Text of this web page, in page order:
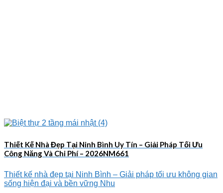
Thiết Kế Nhà Đẹp Tại Ninh Bình Uy Tín – Giải Pháp Tối Ưu
Công Năng Và Chi Phí – 2026NM661
Thiết kế nhà đẹp tại Ninh Bình – Giải pháp tối ưu không gian
sống hiện đại và bền vững Nhu